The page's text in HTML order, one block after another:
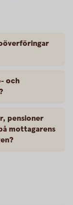
och
pensioner
mottagarens